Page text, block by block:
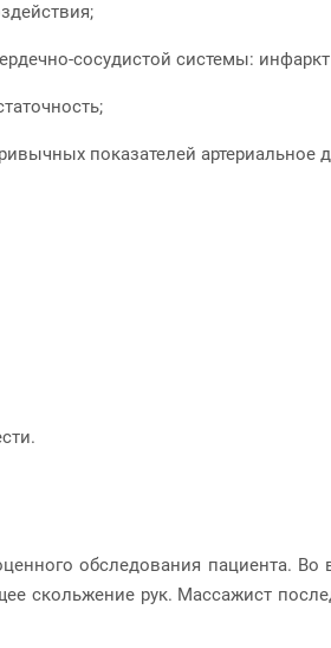
сосудистой системы:
показателей артериальное
обследования пациента.
скольжение рук. Массажист